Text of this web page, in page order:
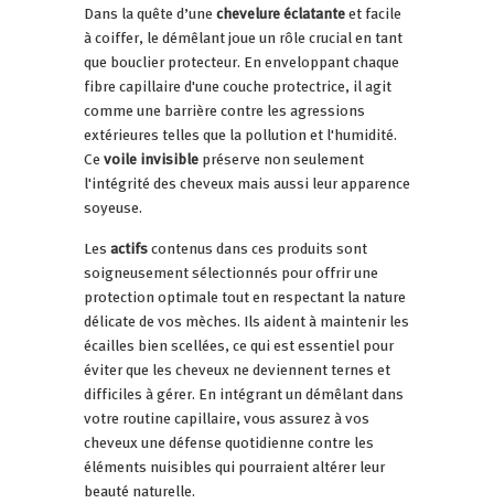
Dans la quête d’unechevelure éclatanteet facile
à coiffer, le démêlant joue un rôle crucial en tant
que bouclier protecteur. En enveloppant chaque
fibre capillaire d'une couche protectrice, il agit
comme une barrière contre les agressions
extérieures telles que la pollution et l'humidité.
Cevoile invisiblepréserve non seulement
l'intégrité des cheveux mais aussi leur apparence
soyeuse.
Lesactifscontenus dans ces produits sont
soigneusement sélectionnés pour offrir une
protection optimale tout en respectant la nature
délicate de vos mèches. Ils aident à maintenir les
écailles bien scellées, ce qui est essentiel pour
éviter que les cheveux ne deviennent ternes et
difficiles à gérer. En intégrant un démêlant dans
votre routine capillaire, vous assurez à vos
cheveux une défense quotidienne contre les
éléments nuisibles qui pourraient altérer leur
beauté naturelle.